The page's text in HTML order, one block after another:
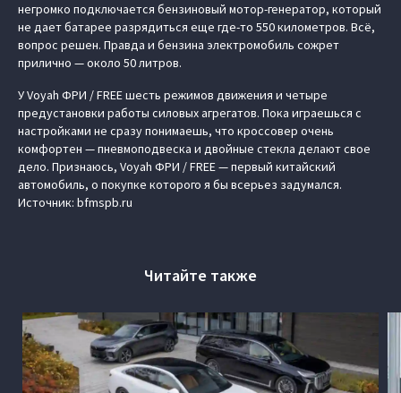
негромко подключается бензиновый мотор-генератор, который
не дает батарее разрядиться еще где-то 550 километров. Всё,
вопрос решен. Правда и бензина электромобиль сожрет
прилично — около 50 литров.
У Voyah ФРИ / FREE шесть режимов движения и четыре
предустановки работы силовых агрегатов. Пока играешься с
настройками не сразу понимаешь, что кроссовер очень
комфортен — пневмоподвеска и двойные стекла делают свое
дело. Признаюсь, Voyah ФРИ / FREE — первый китайский
автомобиль, о покупке которого я бы всерьез задумался.
Источник: bfmspb.ru
Читайте также